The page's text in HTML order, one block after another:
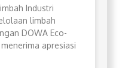
Industri
limbah
DOWA Eco-
apresiasi